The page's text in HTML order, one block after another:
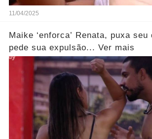
11/04/2025
Maike ‘enforca’ Renata, puxa seu
pede sua expulsão... Ver mais